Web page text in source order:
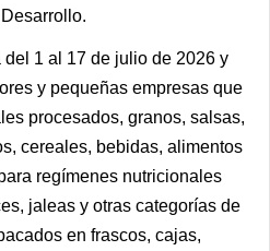
1 al 17 de julio de 2026 y
y pequeñas empresas que
procesados, granos, salsas,
cereales, bebidas, alimentos
regímenes nutricionales
jaleas y otras categorías de
en frascos, cajas,